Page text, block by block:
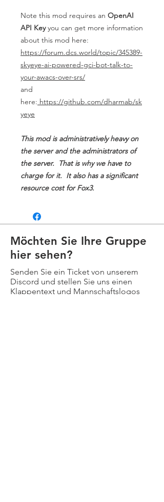
Note this mod requires an OpenAI
API Keyyou can get more information
about this mod here:
https://forum.dcs.world/topic/345389-
skyeye-ai-powered-gci-bot-talk-to-
your-awacs-over-srs/
and
here: https://github.com/dharmab/sk
yeye
This mod is administratively heavy on
the server and the administrators of
the server. That is why we have to
charge for it. It also has a significant
resource cost for Fox3.
Möchten Sie Ihre Gruppe
hier sehen?
Senden Sie ein Ticket von unserem
Discord und stellen Sie uns einen
Klappentext und Mannschaftslogos